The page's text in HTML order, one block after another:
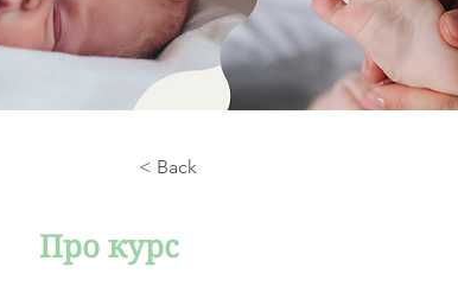
< Back
Про курс